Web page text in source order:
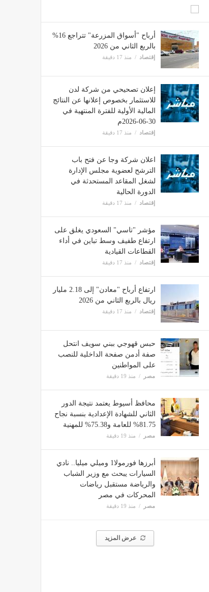
أرباح "أسواق المزرعة" تتراجع 16%
بالربع الثاني من 2026
إقتصاد منذ 17 دقيقة
إعلان تصحيحي من شركة لدن
للاستثمار بخصوص إعلانها عن النتائج
المالية الأولية للفترة المنتهية في
30-06-2026م
إقتصاد منذ 17 دقيقة
اعلان شركة وجا عن فتح باب
الترشح لعضوية مجلس الإدارة
لشغل المقاعد المستحدثة في
الدورة الحالية
إقتصاد منذ 17 دقيقة
مؤشر "تاسي" السعودي يغلق على
ارتفاع طفيف وسط تباين في أداء
القطاعات القيادية
إقتصاد منذ 17 دقيقة
ارتفاع أرباح "معادن" إلى 2.18 مليار
ريال بالربع الثاني من 2026
إقتصاد منذ 17 دقيقة
حبس قهوجي ببني سويف انتحل
صفة أدمن صفحة الداخلية للنصب
على المواطنين
مصر منذ 19 دقيقة
محافظ أسيوط يعتمد نتيجة الدور
الثاني للشهادة الإعدادية بنسبة نجاح
81.75% للعامة و75.38% للمهنية
مصر منذ 19 دقيقة
أبرزها فورمولا1 وميلي ميليا.. نادي
السيارات يبحث مع وزير الشباب
والرياضة مستقبل ‏‏‏رياضات
المحركات في مصر
مصر منذ 19 دقيقة
عرض المزيد